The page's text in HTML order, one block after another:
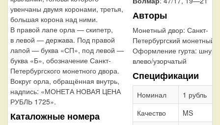
увенчаны двумя коронами, третья,
большая корона над ними.
В правой лапе орла — скипетр,
в левой — держава. Под правой
лапой — буква «СП», под левой —
буква «Б», обозначение Санкт-
Петербургского монетного двора.
Вокруг орла, обращённая внутрь,
надпись: «МОНЕТА НОВАЯ ЦЕНА
РУБЛЬ 1725».
Каталожные номера
Авторы
Монетный двор: Санкт-
Петербургский монетный
Оформление гурта: шнур
влево/узорчатый
Спецификации
Номинал
1 рубль
Качество
MS